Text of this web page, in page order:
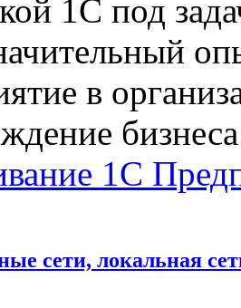
1С под
в
1С
сети, локальная